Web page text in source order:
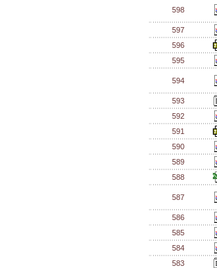
598
597
596
595
594
593
592
591
590
589
588
587
586
585
584
583